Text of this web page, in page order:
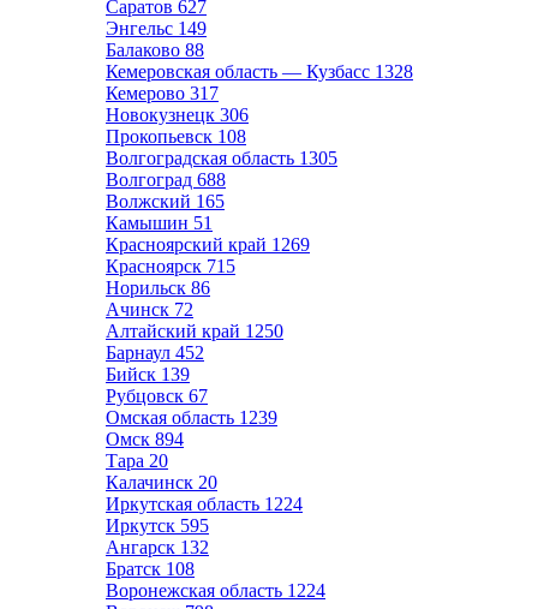
Саратов 627
Энгельс 149
Балаково 88
Кемеровская область — Кузбасс 1328
Кемерово 317
Новокузнецк 306
Прокопьевск 108
Волгоградская область 1305
Волгоград 688
Волжский 165
Камышин 51
Красноярский край 1269
Красноярск 715
Норильск 86
Ачинск 72
Алтайский край 1250
Барнаул 452
Бийск 139
Рубцовск 67
Омская область 1239
Омск 894
Тара 20
Калачинск 20
Иркутская область 1224
Иркутск 595
Ангарск 132
Братск 108
Воронежская область 1224